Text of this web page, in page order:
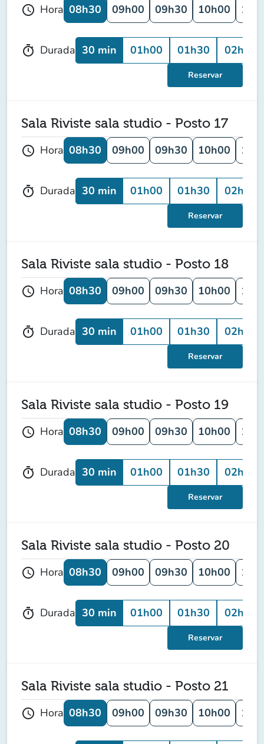
schedule Hora 08h30 09h00 09h30 10h00
timer Durada 30 min 01h00 01h30 02h00
Reservar
Sala Riviste sala studio - Posto 17
schedule Hora 08h30 09h00 09h30 10h00
timer Durada 30 min 01h00 01h30 02h00
Reservar
Sala Riviste sala studio - Posto 18
schedule Hora 08h30 09h00 09h30 10h00
timer Durada 30 min 01h00 01h30 02h00
Reservar
Sala Riviste sala studio - Posto 19
schedule Hora 08h30 09h00 09h30 10h00
timer Durada 30 min 01h00 01h30 02h00
Reservar
Sala Riviste sala studio - Posto 20
schedule Hora 08h30 09h00 09h30 10h00
timer Durada 30 min 01h00 01h30 02h00
Reservar
Sala Riviste sala studio - Posto 21
schedule Hora 08h30 09h00 09h30 10h00